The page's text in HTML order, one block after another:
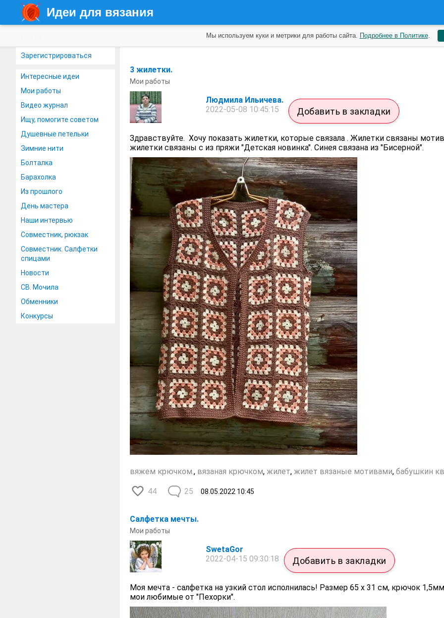
Идеи для вязания
Зарегистрироваться
Интересные идеи
Мои работы
Видео журнал
Ищу, помогите советом
Душевные петельки
Зимние нити
Болталка
Барахолка
Из прошлого
День мастера
Наши интервью
Совместник, рюкзак
Совместник. Салфетки
спицами
Новости
СВ. Мочила
Обменники
Конкурсы
3 жилетки.
Мои работы
Людмила Ильичева.
2022-05-08 10:45:15
Добавить в закладки
Здравствуйте. Хочу показать жилетки, которые связала . Жилетки связаны
жилетки связаны с из пряжи "Детская новинка". Синея связана из "Бисерной".
вяжем крючком., вязаная крючком, жилет, жилет вязаные мотивами, бабушкин
44 08.05.2022 10:45
25
Салфетка мечты.
Мои работы
SwetaGor
2022-04-15 09:30:18
Добавить в закладки
Моя мечта - салфетка на узкий стол исполнилась! Размер 65 x 31 см, крючок
мои любимые от "Пехорки".
Мы используем куки и метрики для работы сайта. Подробнее в Политике.